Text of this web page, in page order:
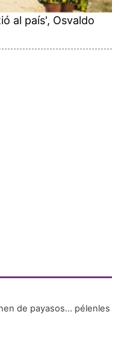
al país', Osvaldo
de payasos… pélenles